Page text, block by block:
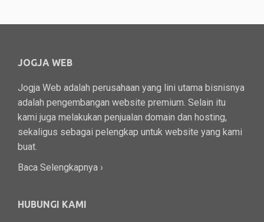
JOGJA WEB
Jogja Web adalah perusahaan yang lini utama bisnisnya
adalah pengembangan website premium. Selain itu
kami juga melakukan penjualan domain dan hosting,
sekaligus sebagai pelengkap untuk website yang kami
buat.
Baca Selengkapnya ›
HUBUNGI KAMI